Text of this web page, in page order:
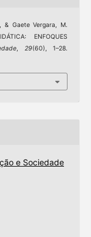
& Gaete Vergara, M.
ENFOQUES
, 29(60), 1–28.
e Sociedade